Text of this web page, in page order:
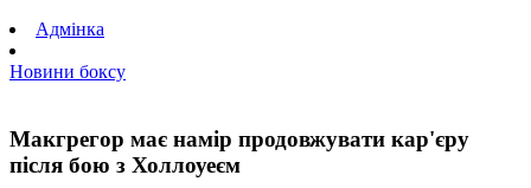
Адмінка
Новини боксу
Макгрегор має намір продовжувати кар'єру
після бою з Холлоуеєм